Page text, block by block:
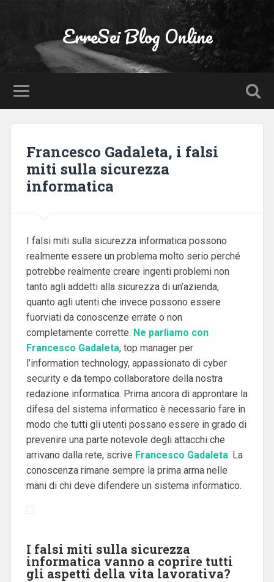
ErreSei Blog Online
Francesco Gadaleta, i falsi
miti sulla sicurezza
informatica
I falsi miti sulla sicurezza informatica possono
realmente essere un problema molto serio perché
potrebbe realmente creare ingenti problemi non
tanto agli addetti alla sicurezza di un’azienda,
quanto agli utenti che invece possono essere
fuorviati da conoscenze errate o non
completamente corrette. Ne parliamo con
Francesco Gadaleta, top manager per
l’information technology, appassionato di cyber
security e da tempo collaboratore della nostra
redazione informatica. Prima ancora di approntare la
difesa del sistema informatico è necessario fare in
modo che tutti gli utenti possano essere in grado di
prevenire una parte notevole degli attacchi che
arrivano dalla rete, scrive Francesco Gadaleta. La
conoscenza rimane sempre la prima arma nelle
mani di chi deve difendere un sistema informatico.
I falsi miti sulla sicurezza
informatica vanno a coprire tutti
gli aspetti della vita lavorativa?